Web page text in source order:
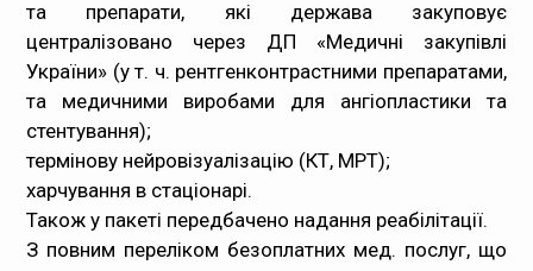
та препарати, які держава закуповує
централізовано через ДП «Медичні закупівлі
України» (у т. ч. рентгенконтрастними препаратами,
та медичними виробами для ангіопластики та
стентування);
термінову нейровізуалізацію (КТ, МРТ);
харчування в стаціонарі.
Також у пакеті передбачено надання реабілітації.
З повним переліком безоплатних мед. послуг, що